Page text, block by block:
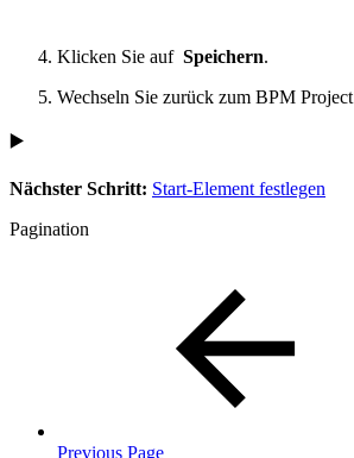
Klicken Sie auf Speichern.
Wechseln Sie zurück zum BPM Project
▶️
Nächster Schritt: Start-Element festlegen
Pagination
Previous Page